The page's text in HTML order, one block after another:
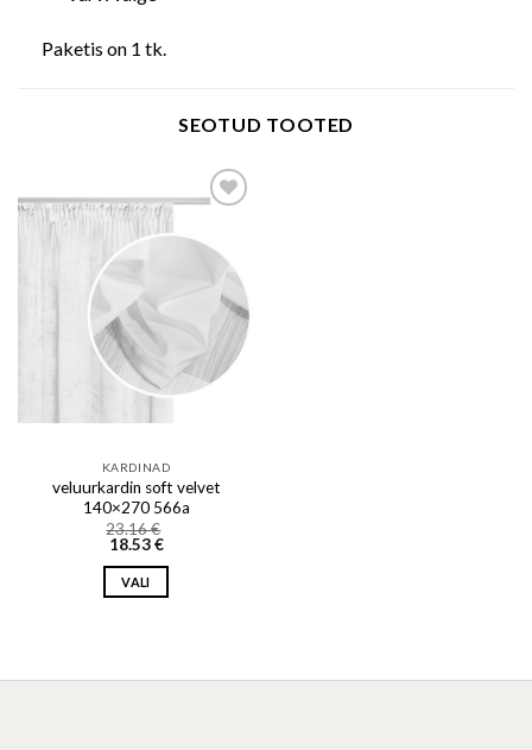
Paketis on 1 tk.
SEOTUD TOOTED
Add to wishlist
KARDINAD
veluurkardin soft velvet
140×270 566a
23.16€
18.53€
VALI
multiple